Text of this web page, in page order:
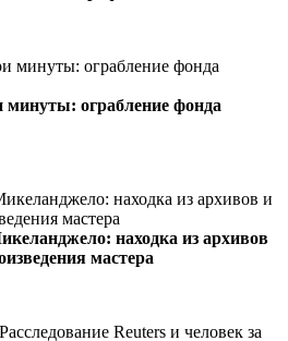
минуты: ограбление фонда
находка из архивов
мастера